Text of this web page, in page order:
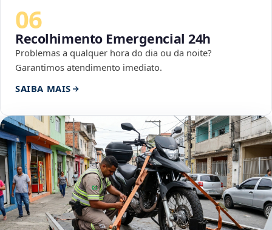
06
Recolhimento Emergencial 24h
Problemas a qualquer hora do dia ou da noite?
Garantimos atendimento imediato.
SAIBA MAIS